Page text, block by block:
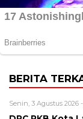
BERITA
Senin, 3 Agustus 2026